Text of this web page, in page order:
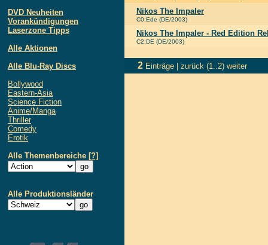
DVD Neuheiten
Vorankündigungen
Laserzone Tipps
Alle Aktionen
Alle Blu-Ray Discs
Bollywood
Eastern-Asia
Science Fiction
Anime/Manga
Thriller
Comedy
Erotik
Alle Themenbereiche [?]
Alle Produktionsländer
Nikos The Impaler
C0:Ede (DE/2003)
Nikos The Impaler - Red Edition
C2:DE (DE/2003)
2 Einträge | zurück (1..2) weiter